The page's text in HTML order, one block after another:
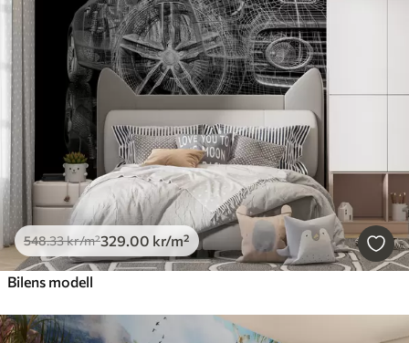
548.33kr/m²329.00 kr/m²
Bilens modell